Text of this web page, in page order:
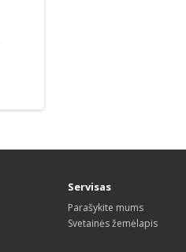
Servisas
Parašykite mums
Svetainės žemėlapis